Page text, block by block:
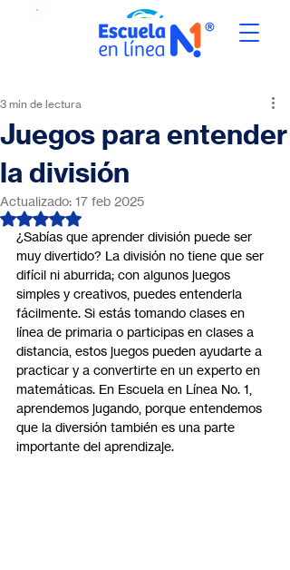
Juegos para entender
la división
3 min de lectura
Actualizado: 17 feb 2025
Obtuvo NaN de 5 estrellas.
¿Sabías que aprender división puede ser
muy divertido? La división no tiene que ser
difícil ni aburrida; con algunos juegos
simples y creativos, puedes entenderla
fácilmente. Si estás tomando clases en
línea de primaria o participas en clases a
distancia, estos juegos pueden ayudarte a
practicar y a convertirte en un experto en
matemáticas. En Escuela en Línea No. 1,
aprendemos jugando, porque entendemos
que la diversión también es una parte
importante del aprendizaje.